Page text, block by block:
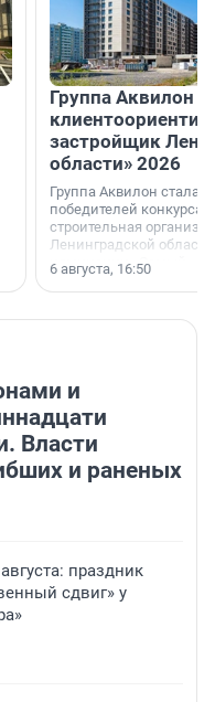
Группа Аквилон
застройщик
области» 2026
Группа Аквилон стала
победителей конкурса
строительная
Ленинградской области
номинации «Самый
застройщик
области».
6 августа, 16:50
и
Власти
и раненых
праздник
сдвиг» у